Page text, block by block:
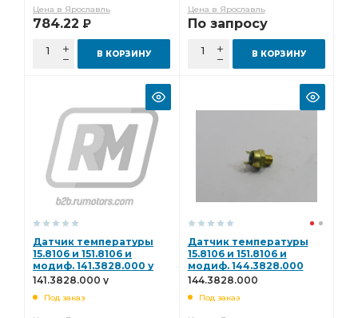
Цена в Ярославль
784.22 Р
В КОРЗИНУ
Цена в Ярославль
По запросу
В КОРЗИНУ
Датчик температуры
15.8106 и 151.8106 и
модиф. 141.3828.000 у
141.3828.000 у
Под заказ
Датчик температуры
15.8106 и 151.8106 и
модиф. 144.3828.000
144.3828.000
Под заказ